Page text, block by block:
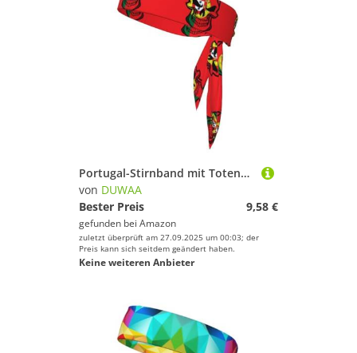
Portugal-Stirnband mit Totenkopf-Flagge, für Damen und Herren, Ninja-Stirnbänder, verstellbar, feuchtigkeitsableitend, kühlendes Stirnband
von DUWAA
Bester Preis
9,58 €
gefunden bei Amazon
zuletzt überprüft am 27.09.2025 um 00:03; der
Preis kann sich seitdem geändert haben.
Keine weiteren Anbieter